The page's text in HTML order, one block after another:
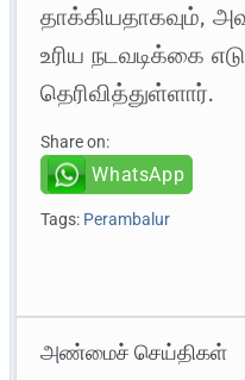
தாக்கியதாகவும்,
உரிய நடவடிக்கை
தெரிவித்துள்ளார்.
Share on:
WhatsApp
Tags: Perambalur
அண்மைச் செய்திகள்